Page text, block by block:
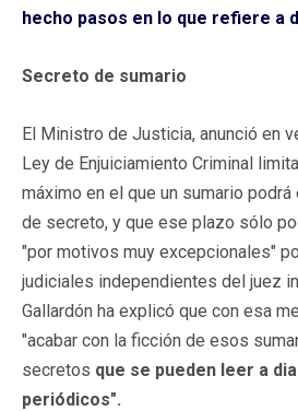
hecho pasos en lo que refiere a
Secreto de sumario
El Ministro de Justicia, anunció en
Ley de Enjuiciamiento Criminal
máximo en el que un sumario
de secreto, y que ese plazo sólo
"por motivos muy excepcionales"
judiciales independientes del juez
Gallardón ha explicó que con esa
"acabar con la ficción de esos
secretos que se pueden leer a
periódicos".